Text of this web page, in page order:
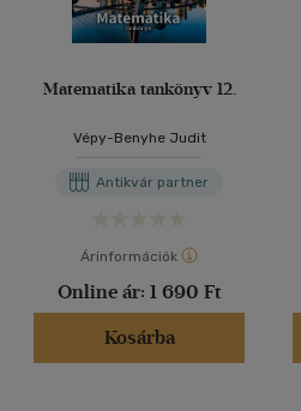
Matematika tankönyv 12.
Vépy-Benyhe Judit
Antikvár partner
Árinformációk
Online ár: 1 690 Ft
Kosárba